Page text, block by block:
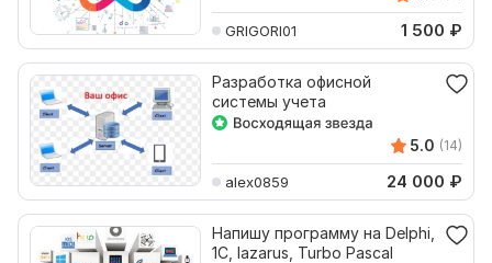
GRIGORI01 1 500 ₽
Разработка офисной
системы учета
5.0 (14)
alex0859 24 000 ₽
Напишу программу на Delphi,
1C, lazarus, Turbo Pascal